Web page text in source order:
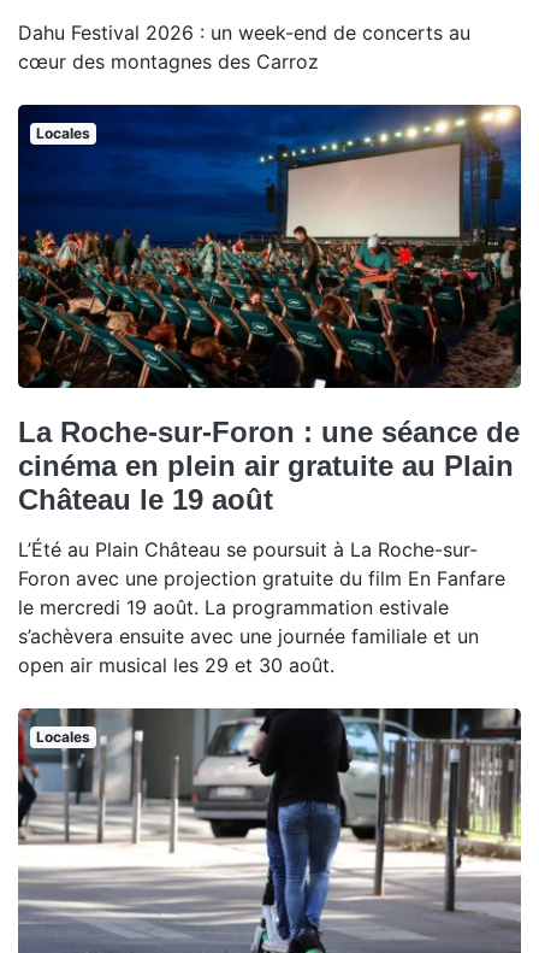
Dahu Festival 2026 : un week-end de concerts au
cœur des montagnes des Carroz
Locales
La Roche-sur-Foron : une séance de
cinéma en plein air gratuite au Plain
Château le 19 août
L’Été au Plain Château se poursuit à La Roche-sur-
Foron avec une projection gratuite du film En Fanfare
le mercredi 19 août. La programmation estivale
s’achèvera ensuite avec une journée familiale et un
open air musical les 29 et 30 août.
Locales